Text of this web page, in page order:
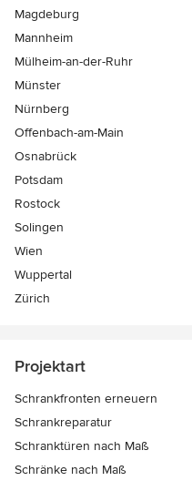
Magdeburg
Mannheim
Mülheim-an-der-Ruhr
Münster
Nürnberg
Offenbach-am-Main
Osnabrück
Potsdam
Rostock
Solingen
Wien
Wuppertal
Zürich
Projektart
Schrankfronten erneuern
Schrankreparatur
Schranktüren nach Maß
Schränke nach Maß